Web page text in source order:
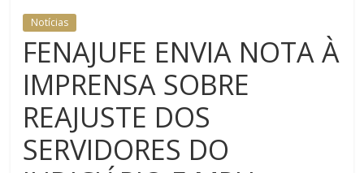
Notícias
FENAJUFE ENVIA NOTA À
IMPRENSA SOBRE
REAJUSTE DOS
SERVIDORES DO